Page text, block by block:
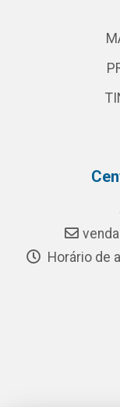
Horário de